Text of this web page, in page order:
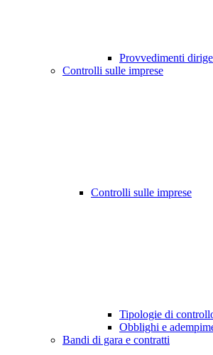
Provvedimenti
Controlli sulle imprese
Controlli sulle imprese
Tipologie di
Obblighi e
Bandi di gara e contratti